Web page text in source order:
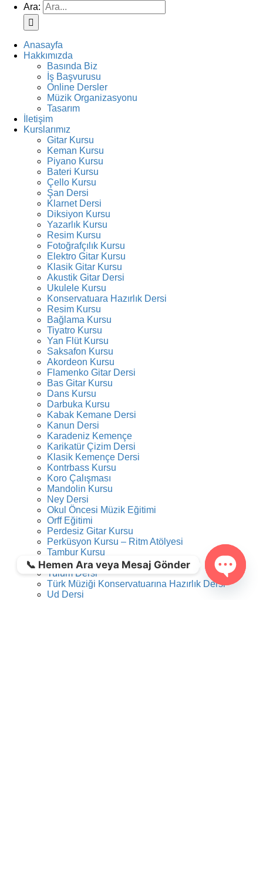
Ara:
Anasayfa
Hakkımızda
Basında Biz
İş Başvurusu
Online Dersler
Müzik Organizasyonu
Tasarım
İletişim
Kurslarımız
Gitar Kursu
Keman Kursu
Piyano Kursu
Bateri Kursu
Çello Kursu
Şan Dersi
Klarnet Dersi
Diksiyon Kursu
Yazarlık Kursu
Resim Kursu
Fotoğrafçılık Kursu
Elektro Gitar Kursu
Klasik Gitar Kursu
Akustik Gitar Dersi
Ukulele Kursu
Konservatuara Hazırlık Dersi
Resim Kursu
Bağlama Kursu
Tiyatro Kursu
Yan Flüt Kursu
Saksafon Kursu
Akordeon Kursu
Flamenko Gitar Dersi
Bas Gitar Kursu
Dans Kursu
Darbuka Kursu
Kabak Kemane Dersi
Kanun Dersi
Karadeniz Kemençe
Karikatür Çizim Dersi
Klasik Kemençe Dersi
Kontrbass Kursu
Koro Çalışması
Mandolin Kursu
Ney Dersi
Okul Öncesi Müzik Eğitimi
Orff Eğitimi
Perdesiz Gitar Kursu
Perküsyon Kursu – Ritm Atölyesi
Tambur Kursu
Trompet Dersi
Tulum Dersi
Türk Müziği Konservatuarına Hazırlık Dersi
Ud Dersi
📞 Hemen Ara veya Mesaj Gönder